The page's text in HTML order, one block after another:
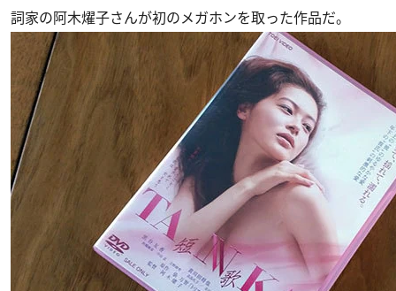
詞家の阿木燿子さんが初のメガホンを取った作品だ。